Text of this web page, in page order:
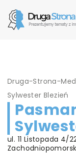
Druga-Strona-
Sylwester Blezień
ul. 11 Listopada 4/